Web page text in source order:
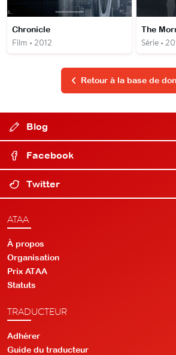
Chronicle
Film • 2012
The
Série •
Retour à la base de
Blog
Facebook
Twitter
ATAA
À propos
Organisation
Prix ATAA
Statuts
TRADUCTEUR
Adhérer
Guide du traducteur